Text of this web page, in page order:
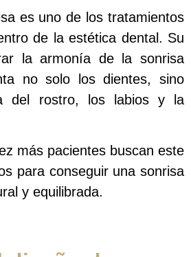
es uno de los tratamientos
de la estética dental. Su
la armonía de la sonrisa
no solo los dientes, sino
del rostro, los labios y la
más pacientes buscan este
para conseguir una sonrisa
y equilibrada.